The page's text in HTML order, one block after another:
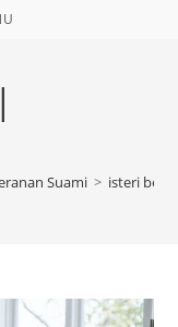
Suami > isteri